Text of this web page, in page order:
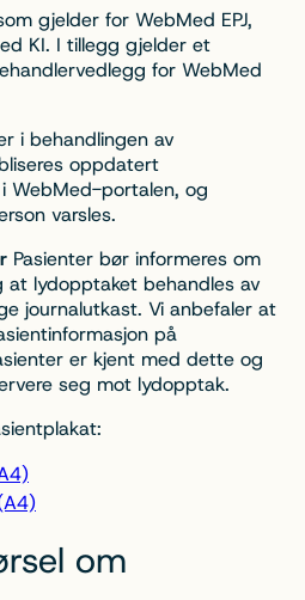
gjelder for WebMed EPJ,
KI. I tillegg gjelder et
for WebMed
i behandlingen av
oppdatert
WebMed-portalen, og
varsles.
Pasienter bør informeres om
lydopptaket behandles av
journalutkast. Vi anbefaler at
på
er kjent med dette og
seg mot lydopptak.
om